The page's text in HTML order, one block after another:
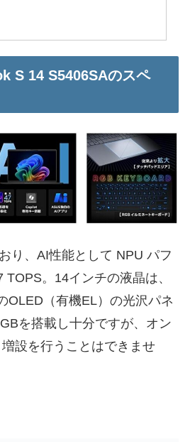
S 14 S5406SAのスペ
り、AI性能として NPU パフ
TOPS。14インチの液晶は、
OLED（有機EL）の光沢パネ
を搭載し十分ですが、オン
設を行うことはできませ